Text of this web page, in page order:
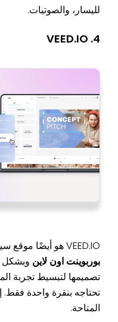
لليسار، والصوتيات.
4. VEED.IO
VEED.IO هو أيضًا موقع سيساعدك في
بوربوينت اون لاين وبشكل
تصميمها لتبسيط تجربة
تحتاجه بنقرة واحدة فقط.
المتاحة.